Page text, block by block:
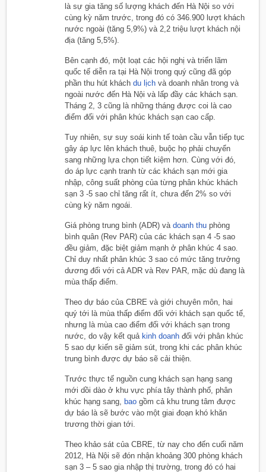
là sự gia tăng số lượng khách đến Hà Nội so với
cùng kỳ năm trước, trong đó có 346.900 lượt khách
nước ngoài (tăng 5,9%) và 2,2 triệu lượt khách nội
địa (tăng 5,5%).
Bên cạnh đó, một loạt các hội nghị và triển lãm
quốc tế diễn ra tại Hà Nội trong quý cũng đã góp
phần thu hút khách du lịch và doanh nhân trong và
ngoài nước đến Hà Nội và lấp đầy các khách sạn.
Tháng 2, 3 cũng là những tháng được coi là cao
điểm đối với phân khúc khách sạn cao cấp.
Tuy nhiên, sự suy soái kinh tế toàn cầu vẫn tiếp tục
gây áp lực lên khách thuê, buộc họ phải chuyển
sang những lựa chọn tiết kiệm hơn. Cùng với đó,
do áp lực cạnh tranh từ các khách sạn mới gia
nhập, công suất phòng của từng phân khúc khách
sạn 3 -5 sao chỉ tăng rất ít, chưa đến 2% so với
cùng kỳ năm ngoái.
Giá phòng trung bình (ADR) và doanh thu phòng
bình quân (Rev PAR) của các khách sạn 4 -5 sao
đều giảm, đặc biệt giảm mạnh ở phân khúc 4 sao.
Chỉ duy nhất phân khúc 3 sao có mức tăng trưởng
dương đối với cả ADR và Rev PAR, mặc dù đang là
mùa thấp điểm.
Theo dự báo của CBRE và giới chuyên môn, hai
quý tới là mùa thấp điểm đối với khách sạn quốc tế,
nhưng là mùa cao điểm đối với khách sạn trong
nước, do vậy kết quả kinh doanh đối với phân khúc
5 sao dự kiến sẽ giảm sút, trong khi các phân khúc
trung bình được dự báo sẽ cải thiện.
Trước thực tế nguồn cung khách sạn hạng sang
mới dồi dào ở khu vực phía tây thành phố, phân
khúc hạng sang,
bao gồm cả khu trung tâm được
dự báo là sẽ bước vào một giai đoạn khó khăn
trương thời gian tới.
Theo khảo sát của CBRE, từ nay cho đến cuối năm
2012, Hà Nội sẽ đón nhận khoảng 300 phòng khách
sạn 3 – 5 sao gia nhập thị trường, trong đó có hai